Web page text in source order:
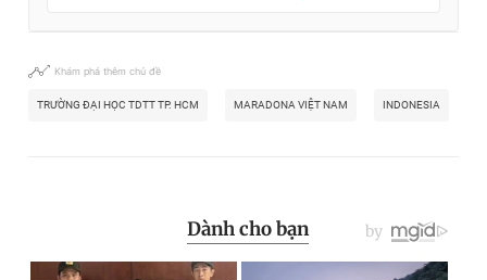
Khám phá thêm chủ đề
TRƯỜNG ĐẠI HỌC TDTT TP. HCM MARADONA VIỆT NAM INDONESIA